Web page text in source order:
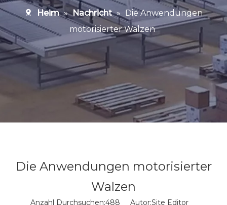
Heim » Nachricht » Die Anwendungen
motorisierter Walzen
Die Anwendungen motorisierter
Walzen
Anzahl Durchsuchen:488 Autor:Site Editor